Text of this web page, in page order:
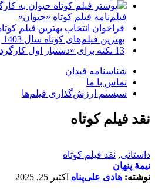
فیلم‌نامه فیلم کوتاه «حیوان»
فراخوان انتخاب بهترین فیلم کوتاه
بهترین فیلم‌های کوتاه سال 1403 به انتخاب فیدان
13 نکته برای «دستیار اول کارگردان» بهتری بودن
شناسنامه فیدان
تماس با ما
سیستم ارزش‌گذاری فیلم‌ها
نقد فیلم کوتاه
داستانی, نقد فیلم کوتاه
نیمۀ پنهان
نوشته: هادی علی‌پناه اکتبر 25, 2025